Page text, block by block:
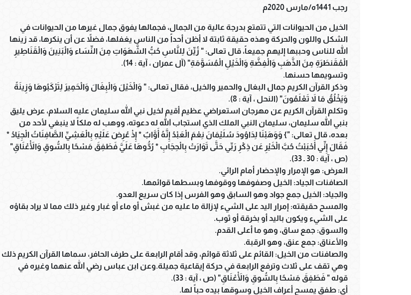
رجب 1441ه/مارس 2020م
الخيل من الحيوانات التي تتمتع بدرجة عالية من الجمال، فجمالها يفوق جمال غيرها من الحيوانات في
الشكل واللون والحركة وهذه حقيقة ثابتة لا أظن أحداً من الناس يغفلها، فضلاً عن أن ينكرها، قد زينها
الله للناس وحببها إليهم جميعاً، قال تعالى: " زُيِّنَ لِلنَّاسِ حُبُّ الشَّهَوَاتِ مِنَ النِّسَاء وَالْبَنِينَ وَالْقَنَاطِيرِ
الْمُقَنطَرَةِ مِنَ الذَّهَبِ وَالْفِضَّةِ وَالْخَيْلِ الْمُسَوَّمَةِ" (آل عمران ، آية : 14).
وتسويمها حسنها.
وذكر القرآن الكريم جمال البغال والحمير والخيل، فقال تعالى: " وَالْخَيْلَ وَالْبِغَالَ وَالْحَمِيرَ لِتَرْكَبُوهَا وَزِينَةً
وَيَخْلُقُ مَا لاَ تَعْلَمُونَ" (النحل ، آية : 8).
وتكلم القرآن الكريم عن مهرجان استعراضي عظيم أقيم لخيل نبي الله سليمان عليه السلام، عرض يليق
بنبي الله سليمان، سليمان النبي الملك الذي استجاب الله له دعوته، ووهب له ملكاً لا ينبغي لأحد من
بعده، قال تعالى: "} وَوَهَبْنَا لِدَاوُودَ سُلَيْمَانَ نِعْمَ الْعَبْدُ إِنَّهُ أَوَّابٌ * إِذْ عُرِضَ عَلَيْهِ بِالْعَشِيِّ الصَّافِنَاتُ الْجِيَادُ *
فَقَالَ إِنِّي أَحْبَبْتُ حُبَّ الْخَيْرِ عَن ذِكْرِ رَبِّي حَتَّى تَوَارَتْ بِالْحِجَابِ * رُدُّوهَا عَلَيَّ فَطَفِقَ مَسْحًا بِالسُّوقِ وَالْأَعْنَاقِ"
(ص ، آية : 30 ـ 33).
العرض: هو الإمرار والإحضار أمام الرائي.
الصافنات الجياد: الخيل وصفوفها ووقوفها وبسطها قوائمها.
والجياد: الخيل جمع جواد وهو السابق وهو الفرس إذا كان سريع العدو.
والمسح حقيقته: إمرار اليد على الشيء لإزالة ما عليه من غبش أو ماء أو غبار وغير ذلك مما لا يراد بقاؤه
على الشيء ويكون باليد أو بخرقة أو ثوب.
والسوق: جمع ساق، وهو ما أعلى القدم.
والأعناق: جمع عنق، وهو الرقبة.
والصافنات من الخيل: القائم على ثلاثة قوائم، وقد أقام الرابعة على طرف الحافر، سماها القرآن الكريم ذلك
وهي تقف على ثلاث وترفع الرابعة في حركة إيقاعية جميلة.وعن ابن عباس رضي الله عنهما وغيره في
قوله " فَطَفِقَ مَسْحًا بِالسُّوقِ وَالْأَعْنَاقِ" (ص ، آية : 33).
أي: طفق يمسح أعراف الخيل وسوقها بيده حباً لها.